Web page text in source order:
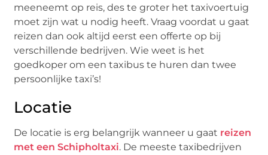
meeneemt op reis, des te groter het taxivoertuig
moet zijn wat u nodig heeft. Vraag voordat u gaat
reizen dan ook altijd eerst een offerte op bij
verschillende bedrijven. Wie weet is het
goedkoper om een taxibus te huren dan twee
persoonlijke taxi’s!
Locatie
De locatie is erg belangrijk wanneer u gaat reizen
met een Schipholtaxi. De meeste taxibedrijven